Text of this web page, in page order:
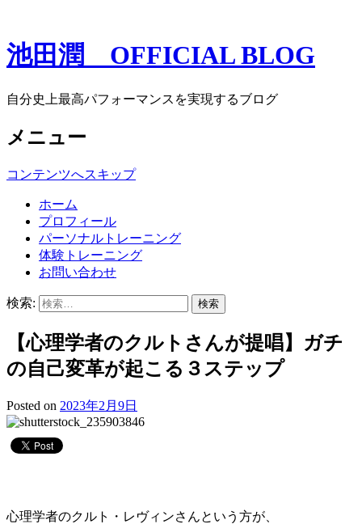
池田潤 OFFICIAL BLOG
自分史上最高パフォーマンスを実現するブログ
メニュー
コンテンツへスキップ
ホーム
プロフィール
パーソナルトレーニング
体験トレーニング
お問い合わせ
検索:
【心理学者のクルトさんが提唱】ガチ
の自己変革が起こる３ステップ
Posted on 2023年2月9日
心理学者のクルト・レヴィンさんという方が、